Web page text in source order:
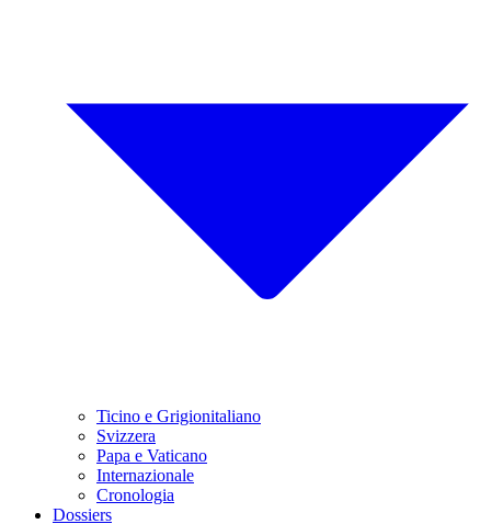
Ticino e Grigionitaliano
Svizzera
Papa e Vaticano
Internazionale
Cronologia
Dossiers